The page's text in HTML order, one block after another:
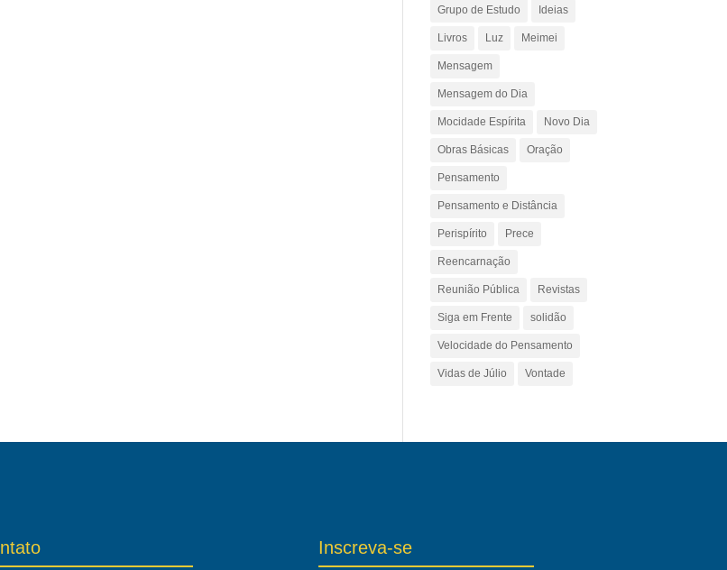
Grupo de Estudo Ideias
Livros Luz Meimei
Mensagem
Mensagem do Dia
Mocidade Espírita Novo Dia
Obras Básicas Oração
Pensamento
Pensamento e Distância
Perispírito Prece
Reencarnação
Reunião Pública Revistas
Siga em Frente solidão
Velocidade do Pensamento
Vidas de Júlio Vontade
Inscreva-se